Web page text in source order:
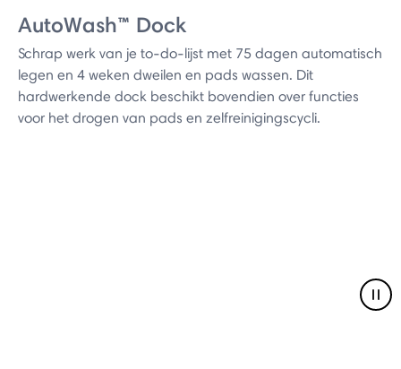
AutoWash™ Dock
Schrap werk van je to-do-lijst met 75 dagen automatisch
legen en 4 weken dweilen en pads wassen. Dit
hardwerkende dock beschikt bovendien over functies
voor het drogen van pads en zelfreinigingscycli.